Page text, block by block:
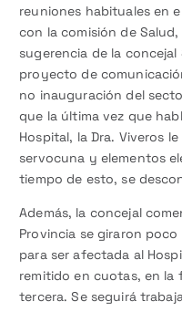
reuniones habituales en
con la comisión de
sugerencia de la
proyecto de
no inauguración del
que la última vez que
Hospital, la Dra. Viveros
servocuna y elementos
tiempo de esto, se
Además, la concejal
Provincia se giraron poco
para ser afectada al
remitido en cuotas, en la
tercera. Se seguirá